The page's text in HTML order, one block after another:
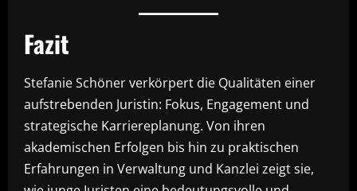
Fazit
Stefanie Schöner verkörpert die Qualitäten einer
aufstrebenden Juristin: Fokus, Engagement und
strategische Karriereplanung. Von ihren
akademischen Erfolgen bis hin zu praktischen
Erfahrungen in Verwaltung und Kanzlei zeigt sie,